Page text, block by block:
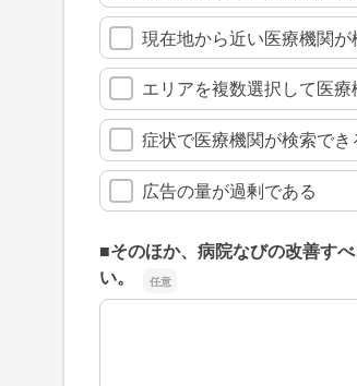
現在地から近い医療機関が
エリアを複数選択して医
症状で医療機関が検索でき
広告の量が過剰である
■そのほか、病院なびの改善す
い。
■そのほか、病院なびの改善す